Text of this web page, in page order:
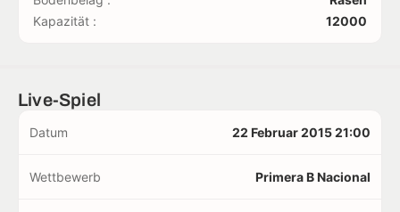
Kapazität :
12000
Live-Spiel
Datum 22 Februar 2015 21:00
Wettbewerb Primera B Nacional